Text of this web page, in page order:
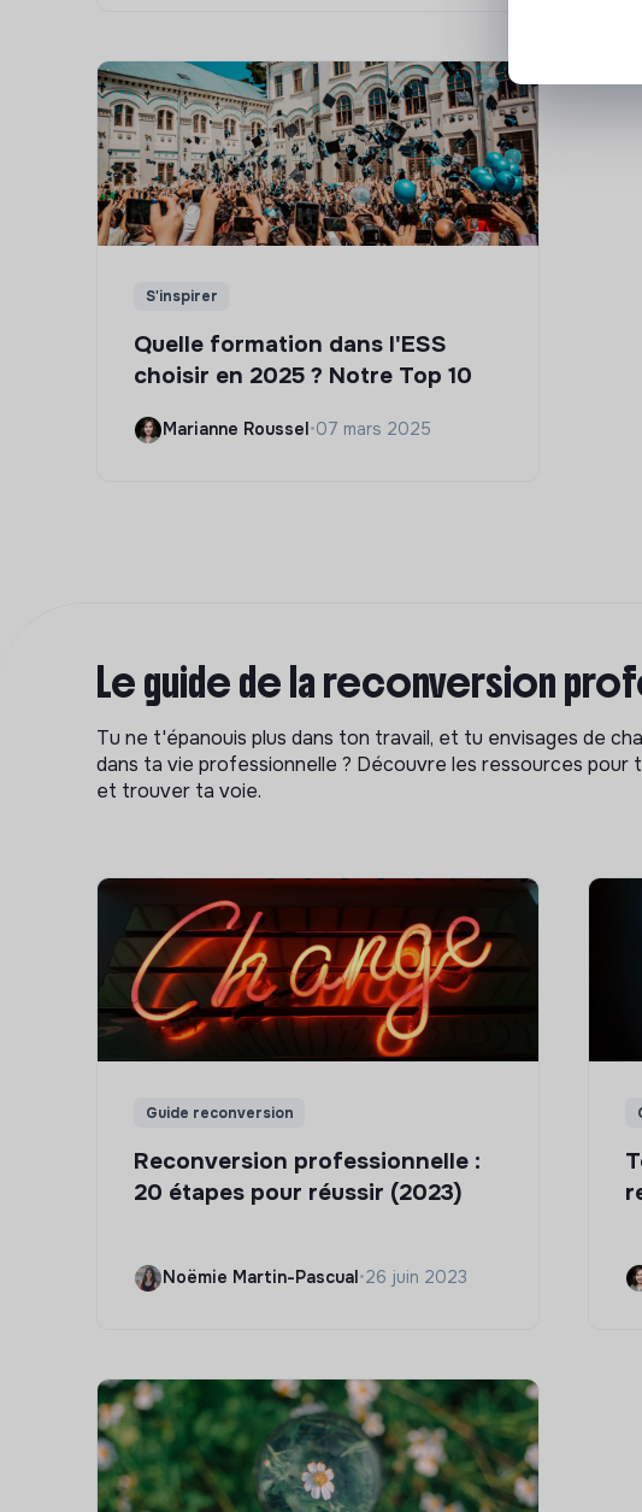
S'inspirer
Quelle formation dans l'ESS
choisir en 2025 ? Notre Top 10
Marianne Roussel •07 mars 2025
Le guide de la reconversion
Tu ne t'épanouis plus dans ton travail, et tu envisages de
dans ta vie professionnelle ? Découvre les ressources
et trouver ta voie.
Guide reconversion
Reconversion professionnelle :
20 étapes pour réussir (2023)
Noëmie Martin-Pascual•26 juin 2023